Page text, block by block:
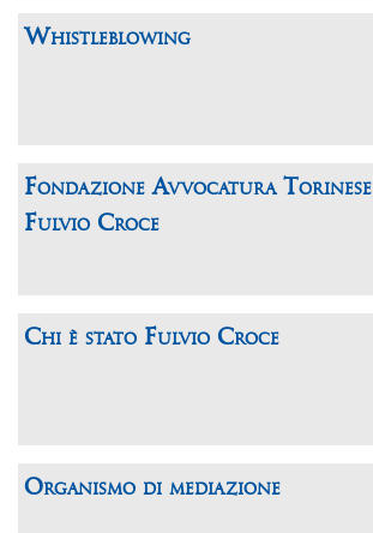
Whistleblowing
Fondazione Avvocatura Torinese
Fulvio Croce
Chi è stato Fulvio Croce
Organismo di mediazione